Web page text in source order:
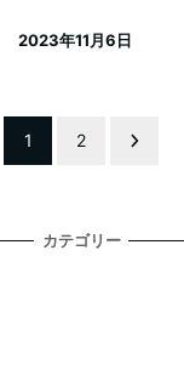
2023年11月6日
1 2
カテゴリー